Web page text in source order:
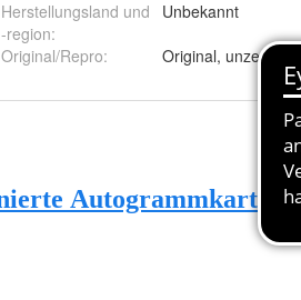
Herstellungsland und
-region:
Unbekannt
Original/Repro: Original, unzertifiziert